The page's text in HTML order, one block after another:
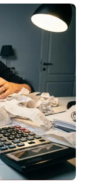
2026).
fiscais,